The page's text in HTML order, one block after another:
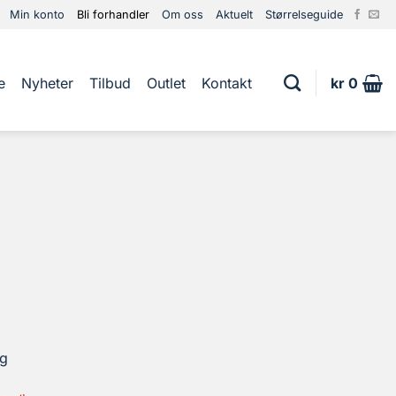
Min konto Bli forhandler Om oss Aktuelt Størrelseguide
Nyheter Tilbud Outlet Kontakt kr 0